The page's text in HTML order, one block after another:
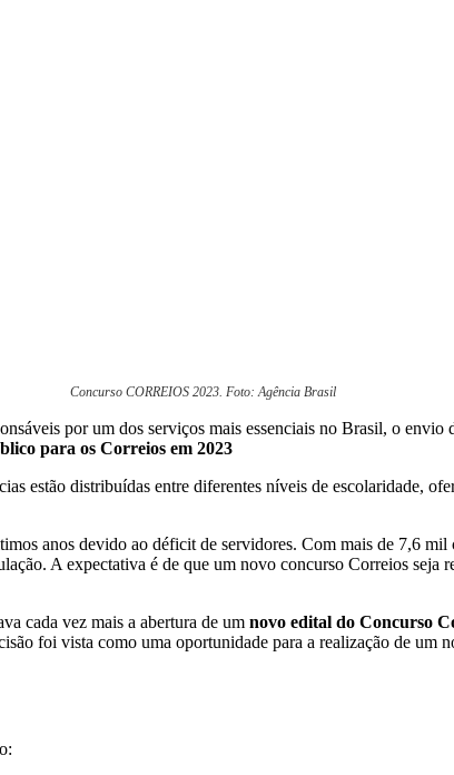
Concurso CORREIOS 2023. Foto: Agência Brasil
por um dos serviços mais essenciais no Brasil, o
para os Correios em 2023
estão distribuídas entre diferentes níveis de escolaridade,
anos devido ao déficit de servidores. Com mais de 7,6 mil
A expectativa é de que um novo concurso Correios
cada vez mais a abertura de um novo edital do Concurso
foi vista como uma oportunidade para a realização de